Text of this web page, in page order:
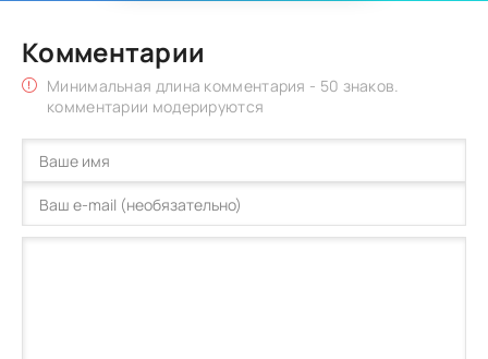
Комментарии
Минимальная длина комментария - 50 знаков.
комментарии модерируются